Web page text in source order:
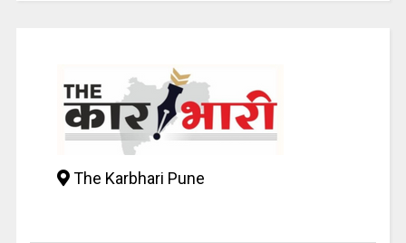
The Karbhari Pune